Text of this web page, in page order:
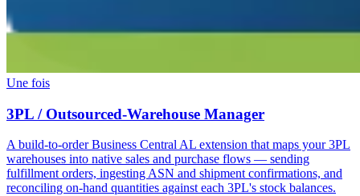
Une fois
3PL / Outsourced-Warehouse Manager
A build-to-order Business Central AL extension that maps your 3PL
warehouses into native sales and purchase flows — sending
fulfillment orders, ingesting ASN and shipment confirmations, and
reconciling on-hand quantities against each 3PL's stock balances.